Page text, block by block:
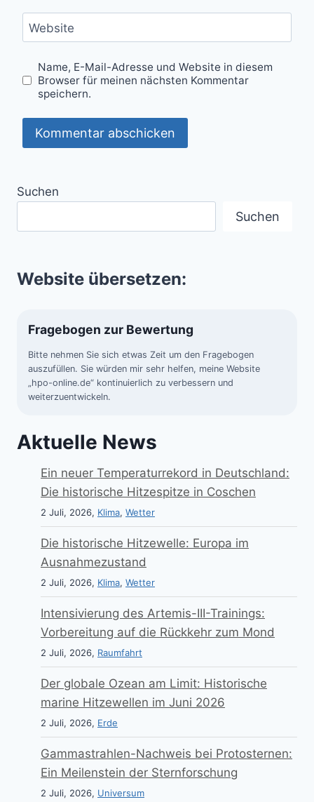
Website
Name, E-Mail-Adresse und Website in diesem
Browser für meinen nächsten Kommentar
speichern.
Suchen
Suchen
Website übersetzen:
Fragebogen zur Bewertung
Bitte nehmen Sie sich etwas Zeit um den Fragebogen
auszufüllen. Sie würden mir sehr helfen, meine Website
„hpo-online.de“ kontinuierlich zu verbessern und
weiterzuentwickeln.
Aktuelle News
Ein neuer Temperaturrekord in Deutschland:
Die historische Hitzespitze in Coschen
2 Juli, 2026, Klima, Wetter
Die historische Hitzewelle: Europa im
Ausnahmezustand
2 Juli, 2026, Klima, Wetter
Intensivierung des Artemis-III-Trainings:
Vorbereitung auf die Rückkehr zum Mond
2 Juli, 2026, Raumfahrt
Der globale Ozean am Limit: Historische
marine Hitzewellen im Juni 2026
2 Juli, 2026, Erde
Gammastrahlen-Nachweis bei Protosternen:
Ein Meilenstein der Sternforschung
2 Juli, 2026, Universum